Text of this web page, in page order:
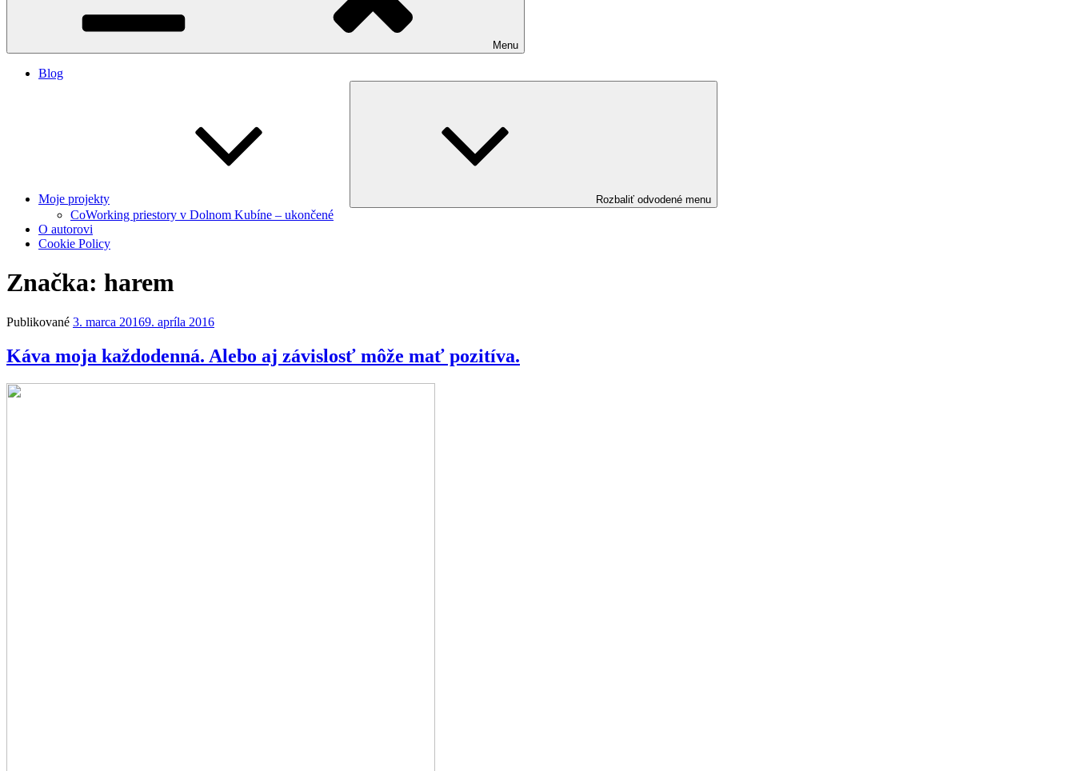
Menu
Blog
Moje projekty Rozbaliť odvodené menu
CoWorking priestory v Dolnom Kubíne – ukončené
O autorovi
Cookie Policy
Značka: harem
Publikované 3. marca 20169. apríla 2016
Káva moja každodenná. Alebo aj závislosť môže mať pozitíva.